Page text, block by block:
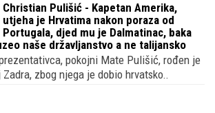
Christian Pulišić - Kapetan Amerika,
utjeha je Hrvatima nakon poraza od
Portugala, djed mu je Dalmatinac, baka
naše državljanstvo a ne talijansko
pokojni Mate Pulišić, rođen je
zbog njega je dobio hrvatsko..